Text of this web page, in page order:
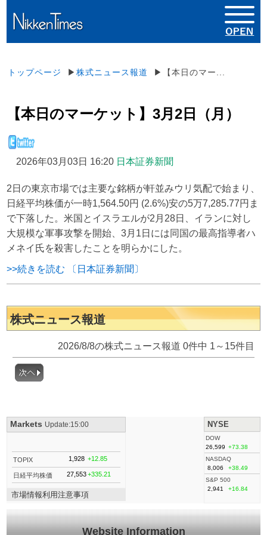
トップページ ▶株式ニュース報道 ▶【本日のマー...
【本日のマーケット】3月2日（月）
2026年03月03日 16:20 日本証券新聞
2日の東京市場では主要な銘柄が軒並みウリ気配で始まり、
日経平均株価が一時1,564.50円 (2.6%)安の5万7,285.77円ま
で下落した。米国とイスラエルが2月28日、イランに対し
大規模な軍事攻撃を開始、3月1日には同国の最高指導者ハ
メネイ氏を殺害したことを明らかにした。
>>続きを読む 〔日本証券新聞〕
株式ニュース報道
2026/8/8の株式ニュース報道 0件中 1～15件目
Markets Update:15:00
TOPIX 1,928 +12.85
日経平均株価 27,553+335.21
市場情報利用注意事項
NYSE
DOW
26,599 +73.38
NASDAQ
8,006
+38.49
S&P 500
2,941
+16.84
Website Information